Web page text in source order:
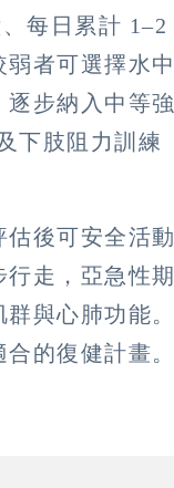
每日累計 1–2
者可選擇水
步納入中等
下肢阻力訓練
後可安全活
走，亞急性
與心肺功能
的復健計畫。